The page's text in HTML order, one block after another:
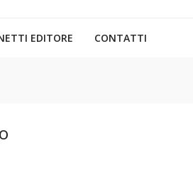
EDITORE CONTATTI